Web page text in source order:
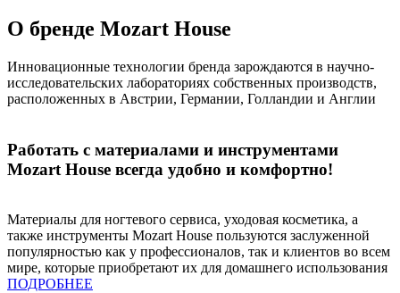
О бренде Mozart House
Инновационные технологии бренда зарождаются в научно-
исследовательских лабораториях собственных производств,
расположенных в Австрии, Германии, Голландии и Англии
Работать с материалами и инструментами
Mozart House всегда удобно и комфортно!
Материалы для ногтевого сервиса, уходовая косметика, а
также инструменты Mozart House пользуются заслуженной
популярностью как у профессионалов, так и клиентов во всем
мире, которые приобретают их для домашнего использования
ПОДРОБНЕЕ